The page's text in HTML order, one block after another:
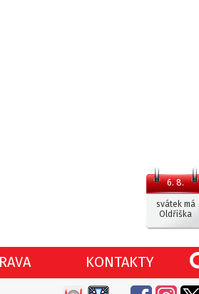
6. 8.
svátek má
Oldřiška
KONTAKTY